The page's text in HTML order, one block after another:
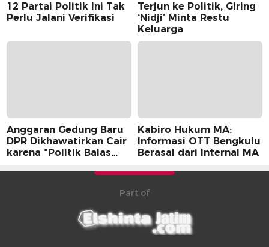
12 Partai Politik Ini Tak
Perlu Jalani Verifikasi
Terjun ke Politik, Giring
‘Nidji’ Minta Restu
Keluarga
Anggaran Gedung Baru
DPR Dikhawatirkan Cair
karena “Politik Balas
Kabiro Hukum MA:
Informasi OTT Bengkulu
Berasal dari Internal MA
Part of